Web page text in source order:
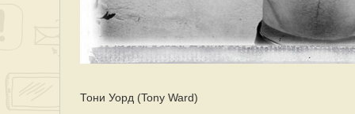
Тони Уорд (Tony Ward)